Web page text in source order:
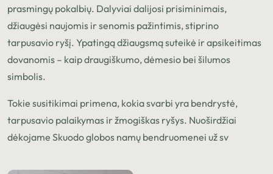
prasmingų pokalbių. Dalyviai dalijosi prisiminimais,
džiaugėsi naujomis ir senomis pažintimis, stiprino
tarpusavio ryšį. Ypatingą džiaugsmą suteikė ir apsikeitimas
dovanomis – kaip draugiškumo, dėmesio bei šilumos
simbolis.
Tokie susitikimai primena, kokia svarbi yra bendrystė,
tarpusavio palaikymas ir žmogiškas ryšys. Nuoširdžiai
dėkojame Skuodo globos namų bendruomenei už sv